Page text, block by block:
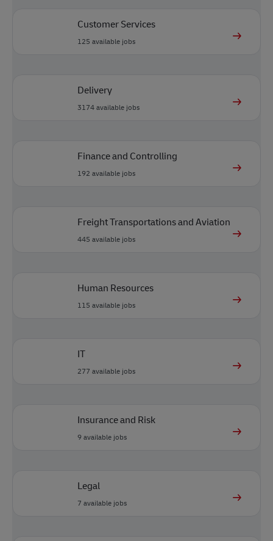
Customer Services
125 available jobs
Delivery
3174available jobs
Finance and Controlling
192 available jobs
Freight Transportations and Aviation
445 available jobs
Human Resources
115 available jobs
IT
277 available jobs
Insurance and Risk
9available jobs
Legal
7 available jobs